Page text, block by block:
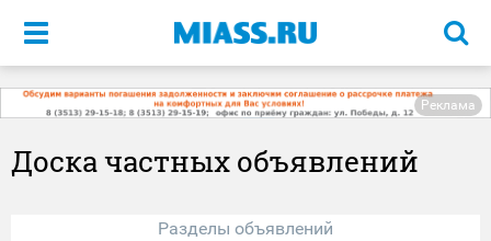
Меню
Реклама
Доска частных объявлений
Разделы объявлений